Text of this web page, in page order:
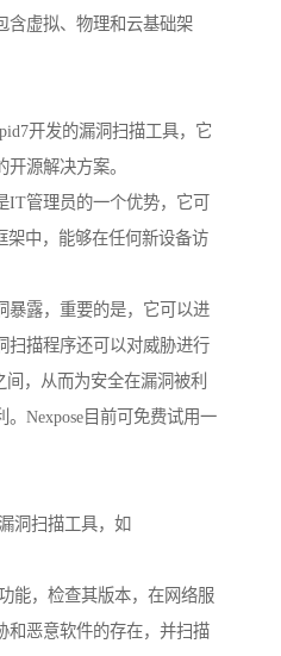
含虚拟、物理和云基础架
开发的漏洞扫描工具，它
源解决方案。
管理员的一个优势，它可
架中，能够在任何新设备访
暴露，重要的是，它可以进
扫描程序还可以对威胁进行
，从而为安全在漏洞被利
Nexpose目前可免费试用一
洞扫描工具，如
能，检查其版本，在网络服
和恶意软件的存在，并扫描